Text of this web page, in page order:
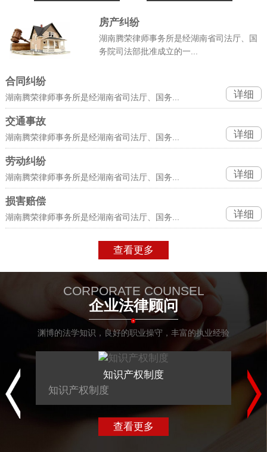
房产纠纷
湖南腾荣律师事务所是经湖南省司法厅、国
务院司法部批准成立的一...
合同纠纷
湖南腾荣律师事务所是经湖南省司法厅、国务... 详细
交通事故
湖南腾荣律师事务所是经湖南省司法厅、国务... 详细
劳动纠纷
湖南腾荣律师事务所是经湖南省司法厅、国务... 详细
损害赔偿
湖南腾荣律师事务所是经湖南省司法厅、国务... 详细
查看更多
CORPORATE COUNSEL
企业法律顾问
渊博的法学知识，良好的职业操守，丰富的执业经验
知识产权制度
知识产权制度
企
查看更多